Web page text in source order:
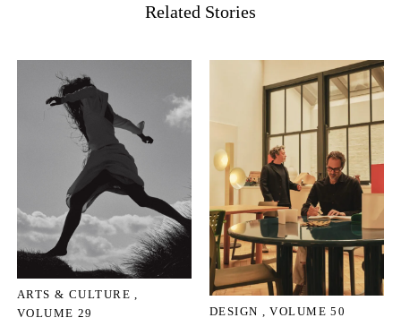
Related Stories
ARTS & CULTURE
VOLUME 29
DESIGN VOLUME 50